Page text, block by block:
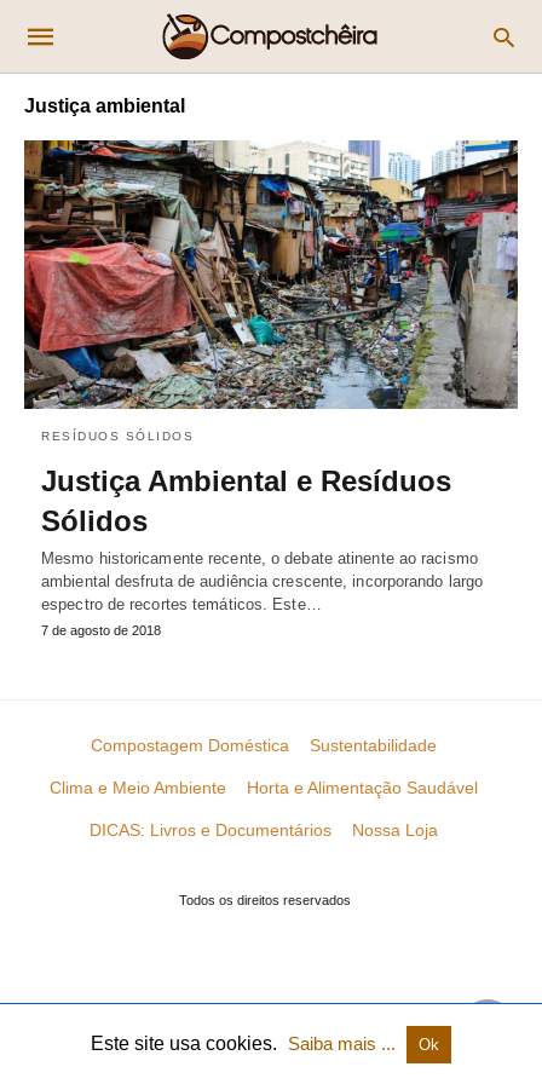
Justiça ambiental
RESÍDUOS SÓLIDOS
Justiça Ambiental e Resíduos
Sólidos
Mesmo historicamente recente, o debate atinente ao racismo
ambiental desfruta de audiência crescente, incorporando largo
espectro de recortes temáticos. Este…
7 de agosto de 2018
Compostagem Doméstica Sustentabilidade
Clima e Meio Ambiente Horta e Alimentação Saudável
DICAS: Livros e Documentários Nossa Loja
Todos os direitos reservados
Este site usa cookies. Saiba mais ... Ok